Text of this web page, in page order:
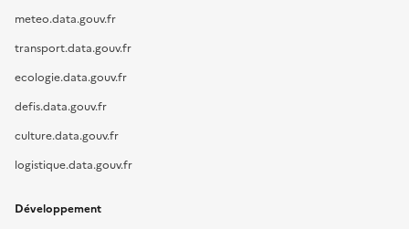
meteo.data.gouv.fr
transport.data.gouv.fr
ecologie.data.gouv.fr
defis.data.gouv.fr
culture.data.gouv.fr
logistique.data.gouv.fr
Développement